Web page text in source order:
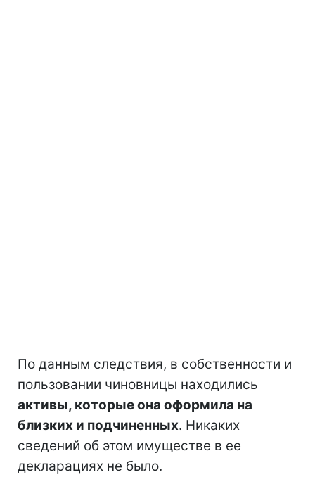
По данным следствия, в собственности и
пользовании чиновницы находились
активы, которые она оформила на
близких и подчиненных. Никаких
сведений об этом имуществе в ее
декларациях не было.